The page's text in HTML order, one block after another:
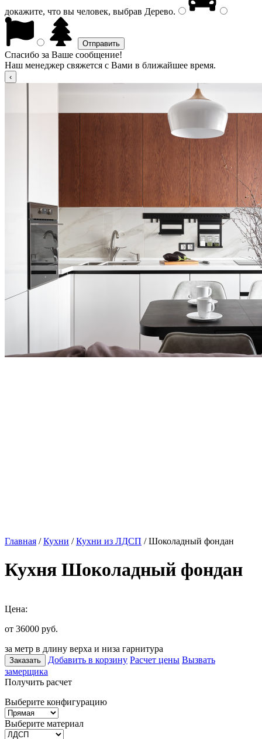
докажите, что вы человек, выбрав Дерево.
Спасибо за Ваше сообщение!
Наш менеджер свяжется с Вами в ближайшее время.
Главная /Кухни /Кухни из ЛДСП / Шоколадный фондан
Кухня Шоколадный фондан
Цена:
от 36000 руб.
за метр в длину верха и низа гарнитура
Заказать Добавить в корзину Расчет цены Вызвать
замерщика
Получить расчет
Выберите конфигурацию
Выберите материал